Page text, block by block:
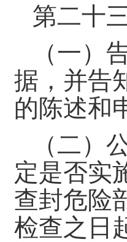
第二十
（一）
据，并告
的陈述和
（二）
定是否实
查封危险
检查之日